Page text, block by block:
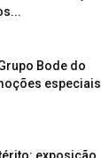
Bode do
especiais